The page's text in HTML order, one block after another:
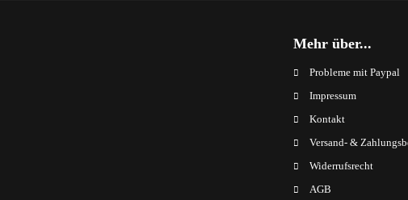
Mehr über...
Probleme mit Paypal
Impressum
Kontakt
Versand- &
Widerrufsrecht
AGB